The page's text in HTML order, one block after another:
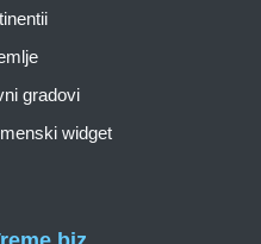
gradovi
widget